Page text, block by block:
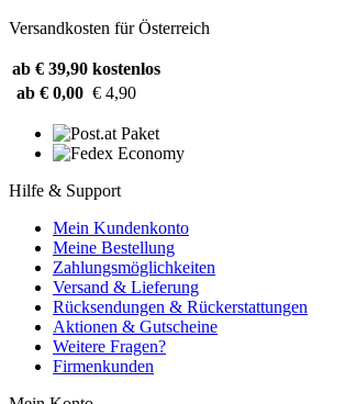
Versandkosten für Österreich
ab € 39,90 kostenlos
ab € 0,00 € 4,90
Hilfe & Support
Mein Kundenkonto
Meine Bestellung
Zahlungsmöglichkeiten
Versand & Lieferung
Rücksendungen & Rückerstattungen
Aktionen & Gutscheine
Weitere Fragen?
Firmenkunden